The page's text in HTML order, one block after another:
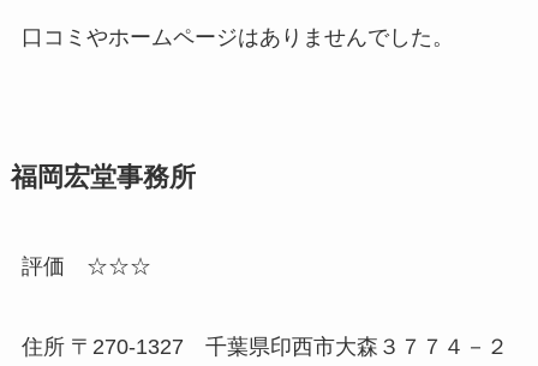
口コミやホームページはありませんでした。
福岡宏堂事務所
評価 ☆☆☆
住所 〒270-1327 千葉県印西市大森３７７４－２